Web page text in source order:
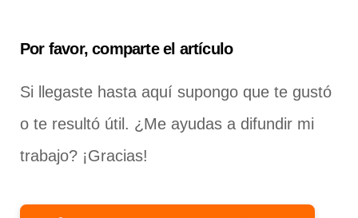
Por favor, comparte el artículo
Si llegaste hasta aquí supongo que te gustó
o te resultó útil. ¿Me ayudas a difundir mi
trabajo? ¡Gracias!